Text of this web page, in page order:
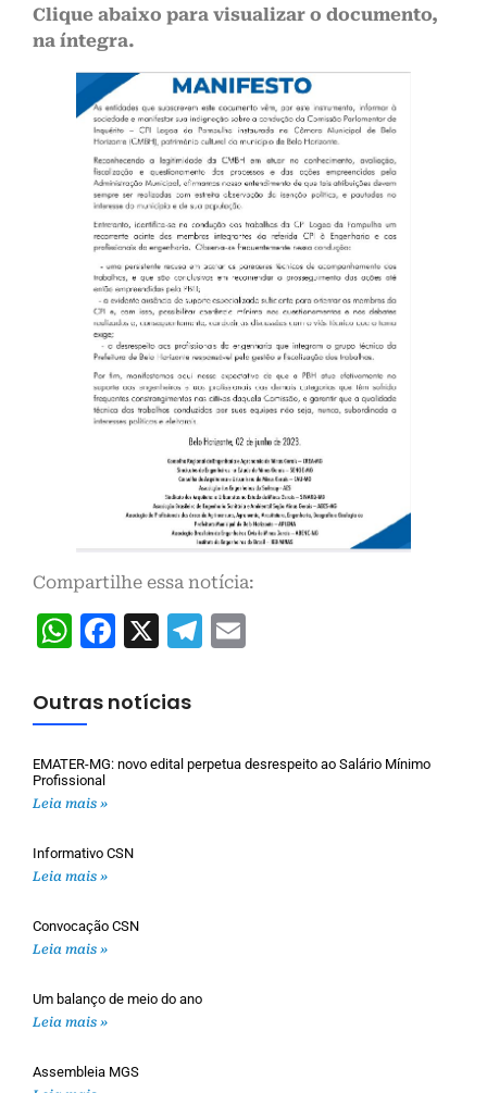
Clique abaixo para visualizar o documento,
na íntegra.
Compartilhe essa notícia:
WhatsApp
Facebook
X Telegram
Outras notícias
EMATER-MG: novo edital perpetua desrespeito ao Salário Mínimo
Profissional
Leia mais »
Informativo CSN
Leia mais »
Convocação CSN
Leia mais »
Um balanço de meio do ano
Leia mais »
Assembleia MGS